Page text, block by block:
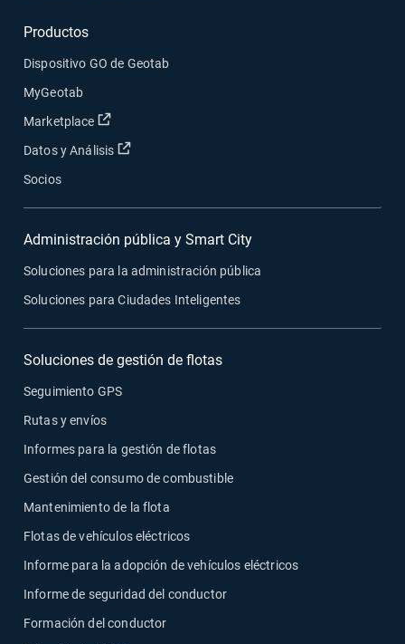
Productos
Dispositivo GO de Geotab
MyGeotab
Marketplace
Abrir en una nueva ventana
Datos y Análisis Abrir en una nueva ventana
Socios
Administración pública y Smart City
Soluciones para la administración pública
Soluciones para Ciudades Inteligentes
Soluciones de gestión de flotas
Seguimiento GPS
Rutas y envíos
Informes para la gestión de flotas
Gestión del consumo de combustible
Mantenimiento de la flota
Flotas de vehículos eléctricos
Informe para la adopción de vehículos eléctricos
Informe de seguridad del conductor
Formación del conductor